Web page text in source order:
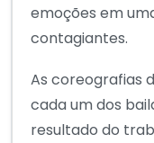
emoções em
contagiantes.
As coreografias
cada um dos
resultado do